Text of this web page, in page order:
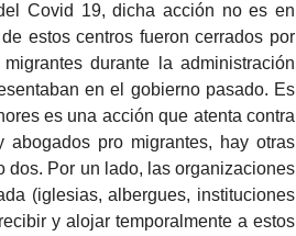
Covid 19, dicha acción no es en
estos centros fueron cerrados por
durante la administración
en el gobierno pasado. Es
es una acción que atenta contra
pro migrantes, hay otras
dos. Por un lado, las organizaciones
(iglesias, albergues, instituciones
y alojar temporalmente a estos